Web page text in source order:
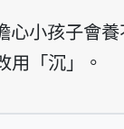
心小孩子會
用「沉」。